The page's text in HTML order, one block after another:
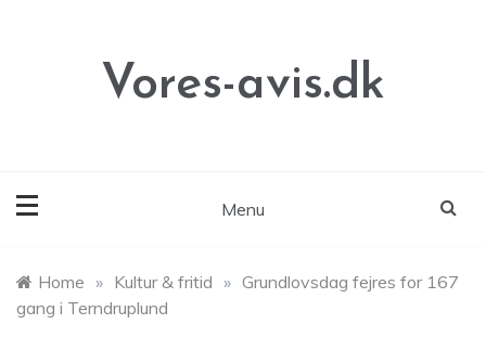
Vores-avis.dk
Menu
Home » Kultur & fritid » Grundlovsdag fejres for 167
gang i Terndruplund